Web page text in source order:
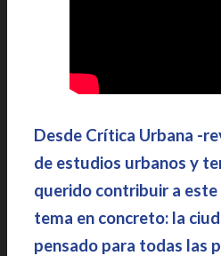
Desde Crítica Urbana -
de estudios urbanos y
querido contribuir a
tema en concreto: la
pensado para todas las